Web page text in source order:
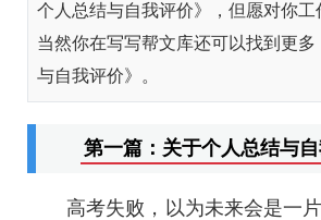
个人总结与自我评价》，但愿对你工
当然你在写写帮文库还可以找到更
与自我评价》。
第一篇：关于个人总结与
高考失败，以为未来会是一